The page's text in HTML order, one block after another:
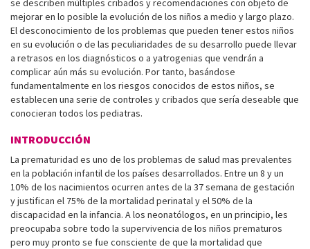
se describen múltiples cribados y recomendaciones con objeto de
mejorar en lo posible la evolución de los niños a medio y largo plazo.
El desconocimiento de los problemas que pueden tener estos niños
en su evolución o de las peculiaridades de su desarrollo puede llevar
a retrasos en los diagnósticos o a yatrogenias que vendrán a
complicar aún más su evolución. Por tanto, basándose
fundamentalmente en los riesgos conocidos de estos niños, se
establecen una serie de controles y cribados que sería deseable que
conocieran todos los pediatras.
INTRODUCCIÓN
La prematuridad es uno de los problemas de salud mas prevalentes
en la población infantil de los países desarrollados. Entre un 8 y un
10% de los nacimientos ocurren antes de la 37 semana de gestación
y justifican el 75% de la mortalidad perinatal y el 50% de la
discapacidad en la infancia. A los neonatólogos, en un principio, les
preocupaba sobre todo la supervivencia de los niños prematuros
pero muy pronto se fue consciente de que la mortalidad que